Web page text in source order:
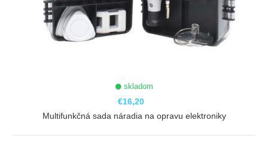
skladom
€16,20
Multifunkčná sada náradia na opravu elektroniky